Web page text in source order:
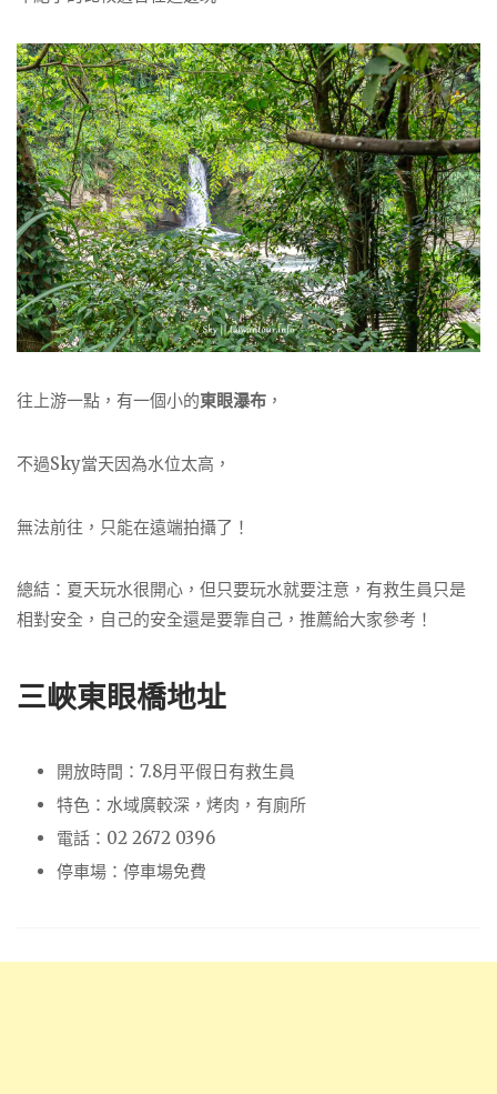
往上游一點，有一個小的東眼瀑布 ，
不過Sky當天因為水位太高，
無法前往，只能在遠端拍攝了！
總結：夏天玩水很開心，但只要玩水就要注意，有救生員只是
相對安全，自己的安全還是要靠自己，推薦給大家參考！
三峽東眼橋地址
開放時間：7.8月平假日有救生員
特色：水域廣較深，烤肉，有廁所
電話：02 2672 0396
停車場：停車場免費